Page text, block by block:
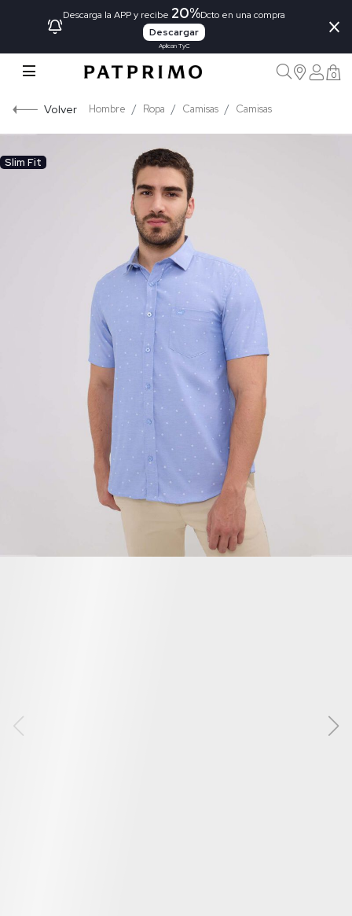
Descarga la APP y recibe 20%Dcto en una compra
Descargar
Aplican TyC
×
0
Volver Hombre Ropa Camisas Camisas
Slim Fit